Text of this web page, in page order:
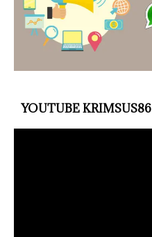
YOUTUBE KRIMSUS86